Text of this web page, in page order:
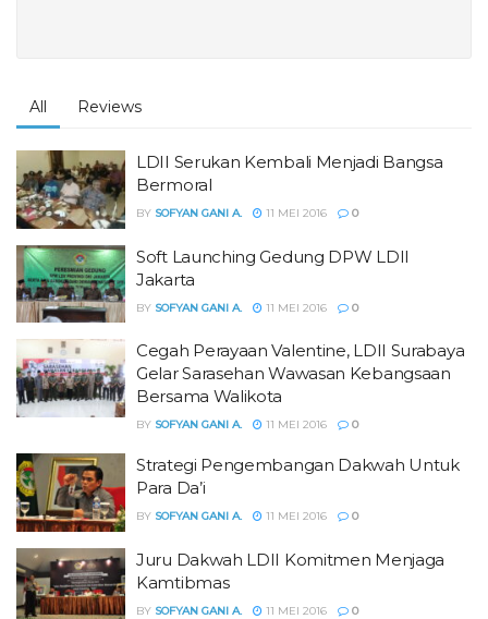
All Reviews
LDII Serukan Kembali Menjadi Bangsa
Bermoral
BY SOFYAN GANI A. 11 MEI 2016 0
Soft Launching Gedung DPW LDII
Jakarta
BY SOFYAN GANI A. 11 MEI 2016 0
Cegah Perayaan Valentine, LDII Surabaya
Gelar Sarasehan Wawasan Kebangsaan
Bersama Walikota
BY SOFYAN GANI A. 11 MEI 2016 0
Strategi Pengembangan Dakwah Untuk
Para Da’i
BY SOFYAN GANI A. 11 MEI 2016 0
Juru Dakwah LDII Komitmen Menjaga
Kamtibmas
BY SOFYAN GANI A. 11 MEI 2016 0